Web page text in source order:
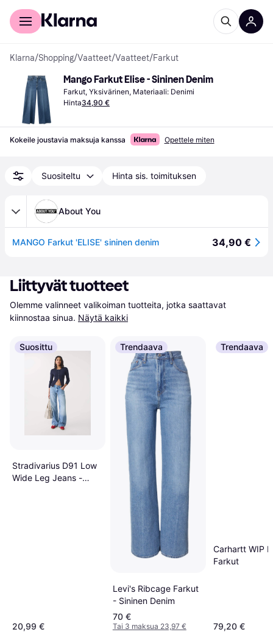
Kuluttajille
Klarna/Shopping/Vaatteet/Vaatteet/Farkut
Mango Farkut Elise - Sininen Denim
Farkut, Yksivärinen, Materiaali: Denimi
Hinta34,90 €
Kokeile joustavia maksuja kanssa Opettele miten
Suositeltu Hinta sis. toimituksen
About You
MANGO Farkut 'ELISE' sininen denim 34,90 €
Liittyvät tuotteet
Olemme valinneet valikoiman tuotteita, jotka saattavat
kiinnostaa sinua. Näytä kaikki
Suosittu
Stradivarius D91 Low
Wide Leg Jeans -
20,99 €
Trendaava
Levi's Ribcage Farkut
- Sininen Denim
70 €
Tai 3 maksua 23,97 €
Trendaava
Carhartt WIP
Farkut
79,20 €